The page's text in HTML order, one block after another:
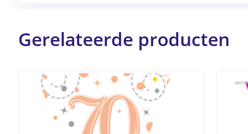
Gerelateerde producten